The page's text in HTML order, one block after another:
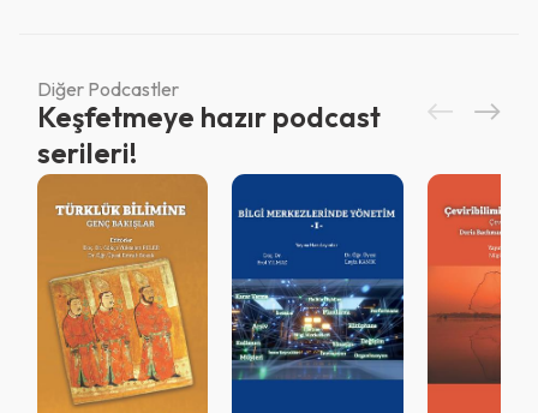
Diğer Podcastler
Keşfetmeye hazır podcast
serileri!
QR Code taraması başarılı.
Sistemi kurumu ile kullanıyorsunuz.
Vazgeç